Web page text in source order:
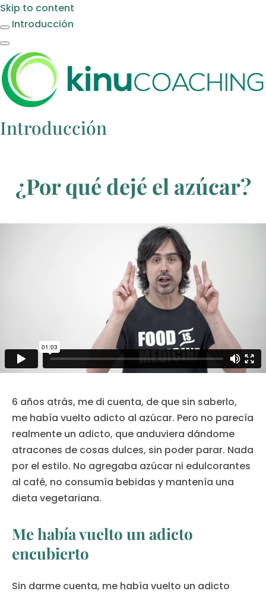
Skip to content
Introducción
Introducción
¿Por qué dejé el azúcar?
6 años atrás, me di cuenta, de que sin saberlo,
me había vuelto adicto al azúcar. Pero no parecía
realmente un adicto, que anduviera dándome
atracones de cosas dulces, sin poder parar. Nada
por el estilo. No agregaba azúcar ni edulcorantes
al café, no consumía bebidas y mantenía una
dieta vegetariana.
Me había vuelto un adicto
encubierto
Sin darme cuenta, me había vuelto un adicto